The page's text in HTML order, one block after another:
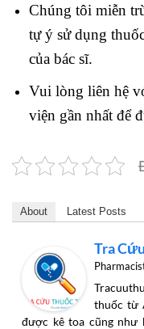
Chúng tôi miễn
tự ý sử dụng
của bác sĩ.
Vui lòng liên hệ
viện gần nhất để
About Latest Posts
Tra
thuốc từ
được kê toa cũng như